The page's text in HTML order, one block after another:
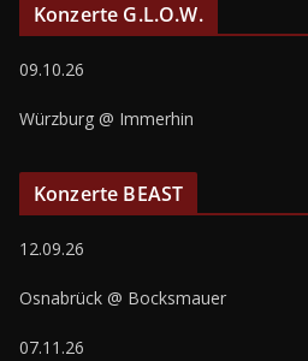
Konzerte G.L.O.W.
09.10.26
Würzburg @ Immerhin
Konzerte BEAST
12.09.26
Osnabrück @ Bocksmauer
07.11.26